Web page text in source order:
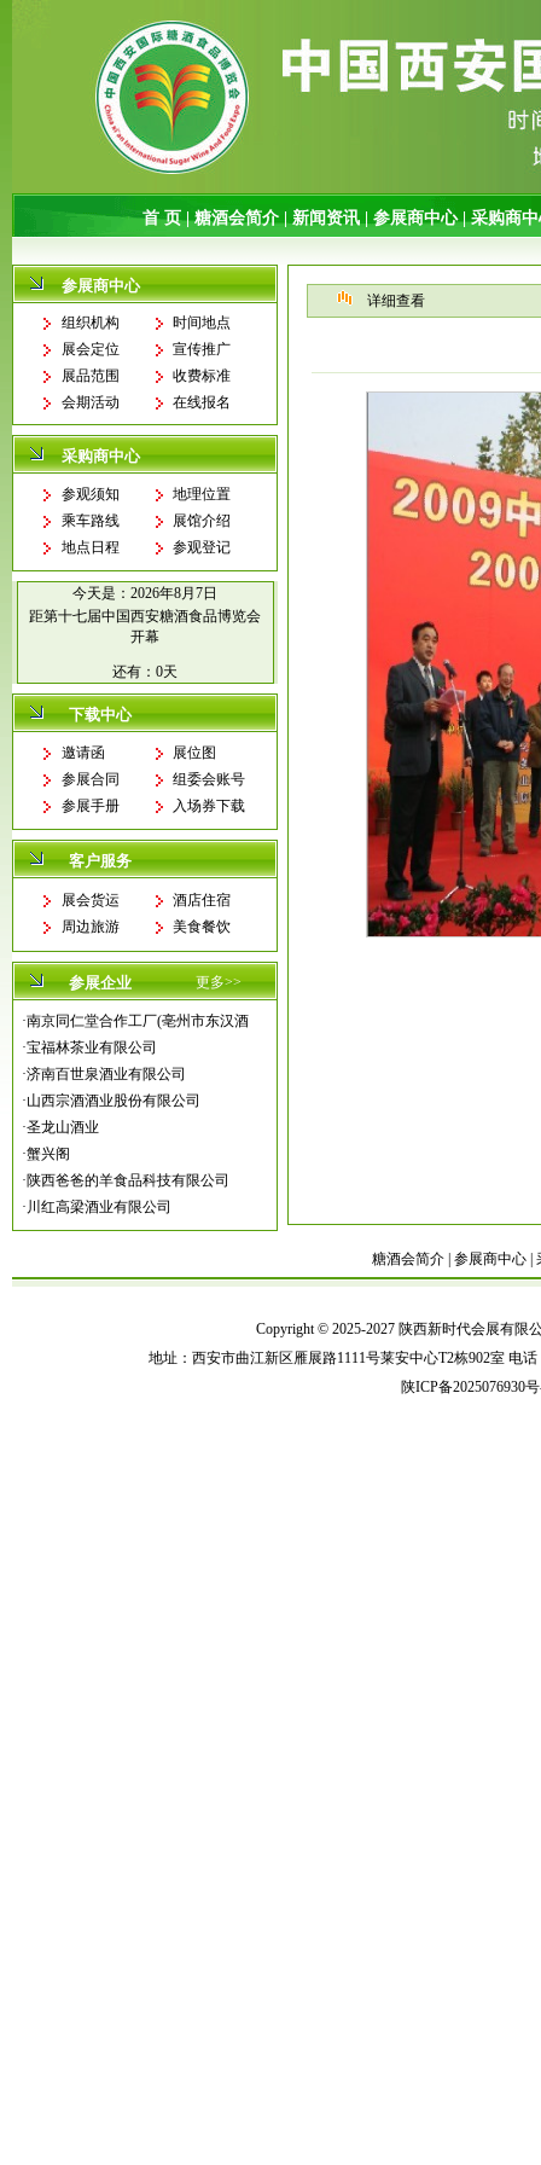
参展商中心
组织机构
时间地点
展会定位
宣传推广
展品范围
收费标准
会期活动
在线报名
采购商中心
参观须知
地理位置
乘车路线
展馆介绍
地点日程
参观登记
今天是： 2026年8月7日
距第十七届中国西安糖酒食品博览会
开幕
还有： 0天
下载中心
邀请函
展位图
参展合同
组委会账号
参展手册
入场券下载
客户服务
展会货运
酒店住宿
周边旅游
美食餐饮
参展企业 更多>>
·南京同仁堂合作工厂(亳州市东汉酒
·宝福林茶业有限公司
·济南百世泉酒业有限公司
·山西宗酒酒业股份有限公司
·圣龙山酒业
·蟹兴阁
·陕西爸爸的羊食品科技有限公司
· 川红高梁酒业有限公司
详细查看